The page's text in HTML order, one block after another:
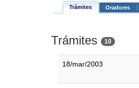
Trámites Oradores
Trámites 10
18/mar/2003